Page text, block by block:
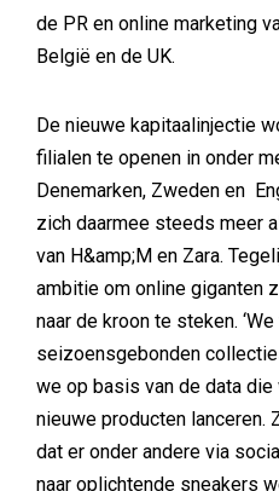
de PR en online marketing
België en de UK.
De nieuwe kapitaalinjectie
filialen te openen in onder
Denemarken, Zweden en
zich daarmee steeds meer
van H&amp;M en Zara.
ambitie om online giganten
naar de kroon te steken.
seizoensgebonden
we op basis van de data
nieuwe producten lanceren.
dat er onder andere via
naar oplichtende sneakers